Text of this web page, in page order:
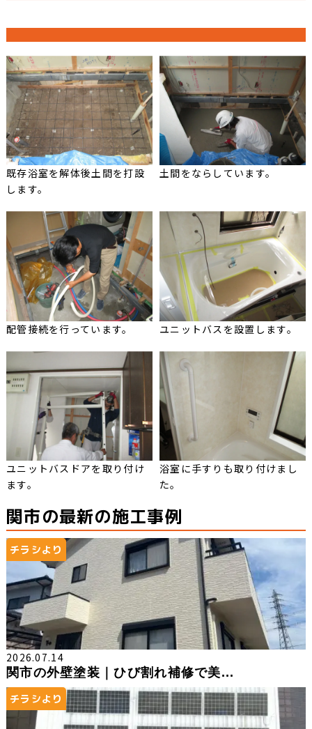
既存浴室を解体後土間を打設
します。
土間をならしています。
配管接続を行っています。 ユニットバスを設置します。
ユニットバスドアを取り付け
ます。
浴室に手すりも取り付けまし
た。
関市の最新の施工事例
チラシより
2026.07.14
関市の外壁塗装｜ひび割れ補修で美...
チラシより